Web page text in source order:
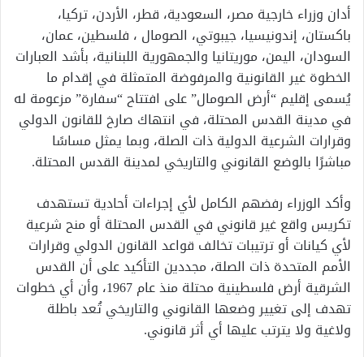
أدان وزراء خارجية مصر، السعودية، قطر، الأردن، تركيا،
باكستان، إندونيسيا، جيبوتي، الصومال ، فلسطين، عمان،
السودان، اليمن، موريتانيا والجمهورية اللبنانية، بأشد العبارات
الخطوة غير القانونية والمرفوضة المتمثلة في إقدام ما
يُسمى إقليم “أرض الصومال” على افتتاح “سفارة” مزعومة له
في مدينة القدس المحتلة، في انتهاك صارخ للقانون الدولي
وقرارات الشرعية الدولية ذات الصلة، وبما يمثل مساسًا
مباشرًا بالوضع القانوني والتاريخي لمدينة القدس المحتلة.
وأكد الوزراء رفضهم الكامل لأي إجراءات أحادية تستهدف
تكريس واقع غير قانوني في القدس المحتلة أو منح شرعية
لأي كيانات أو ترتيبات تخالف قواعد القانون الدولي وقرارات
الأمم المتحدة ذات الصلة، مجددين التأكيد على أن القدس
الشرقية أرض فلسطينية محتلة منذ عام 1967، وأن أي خطوات
تهدف إلى تغيير وضعها القانوني والتاريخي تُعد باطلة
ولاغية ولا يترتب عليها أي أثر قانوني.